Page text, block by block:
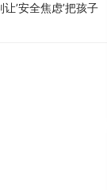
’安全焦虑’把孩子